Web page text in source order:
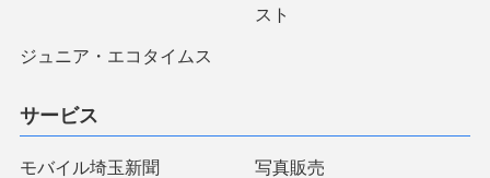
スト
ジュニア・エコタイムス
サービス
モバイル埼玉新聞 写真販売